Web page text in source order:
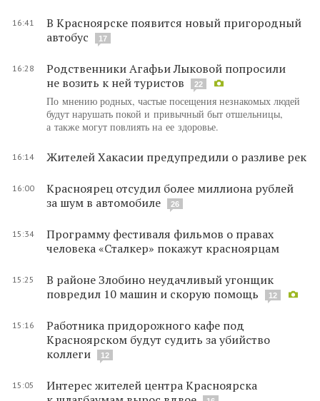
16:41
В Красноярске появится новый пригородный
автобус
17
16:28
Родственники Агафьи Лыковой попросили
не возить к ней туристов
22
По мнению родных, частые посещения незнакомых людей
будут нарушать покой и привычный быт отшельницы,
а также могут повлиять на ее здоровье.
16:14 Жителей Хакасии предупредили о разливе рек
16:00
Красноярец отсудил более миллиона рублей
за шум в автомобиле
26
15:34
Программу фестиваля фильмов о правах
человека «Сталкер» покажут красноярцам
15:25
В районе Злобино неудачливый угонщик
повредил 10 машин и скорую помощь
12
15:16
Работника придорожного кафе под
Красноярском будут судить за убийство
коллеги
12
15:05
Интерес жителей центра Красноярска